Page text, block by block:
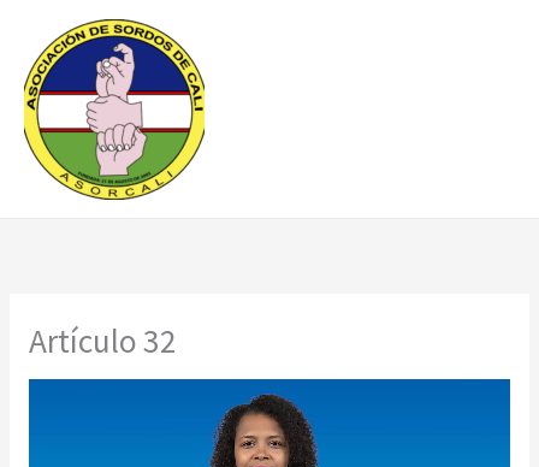
contenido
Artículo 32